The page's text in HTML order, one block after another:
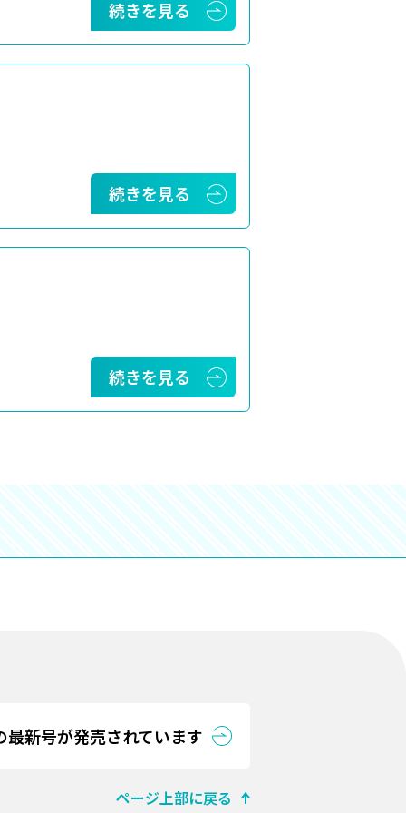
続きを見る
続きを見る
続きを見る
最新号が発売されています
ページ上部に戻る